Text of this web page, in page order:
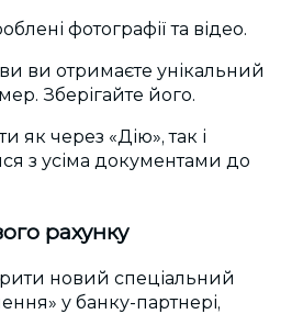
фотографії та відео.
ви отримаєте унікальний
Зберігайте його.
як через «Дію», так і
з усіма документами до
рахунку
новий спеціальний
у банку-партнері,